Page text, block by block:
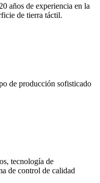
años de experiencia en la
de tierra táctil.
de producción sofisticado
tecnología de
de control de calidad